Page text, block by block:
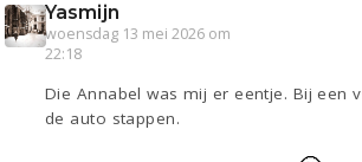
Yasmijn
woensdag 13 mei 2026 om
22:18
Die Annabel was mij er eentje. Bij een
de auto stappen.